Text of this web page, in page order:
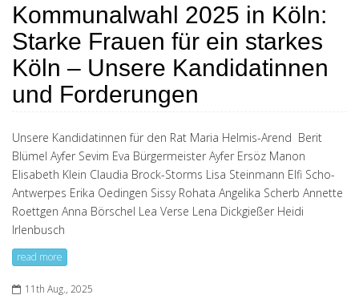
Kommunalwahl 2025 in Köln:
Starke Frauen für ein starkes
Köln – Unsere Kandidatinnen
und Forderungen
Unsere Kandidatinnen für den Rat Maria Helmis-Arend Berit
Blümel Ayfer Sevim Eva Bürgermeister Ayfer Ersöz Manon
Elisabeth Klein Claudia Brock-Storms Lisa Steinmann Elfi Scho-
Antwerpes Erika Oedingen Sissy Rohata Angelika Scherb Annette
Roettgen Anna Börschel Lea Verse Lena Dickgießer Heidi
Irlenbusch
read more
11th Aug., 2025